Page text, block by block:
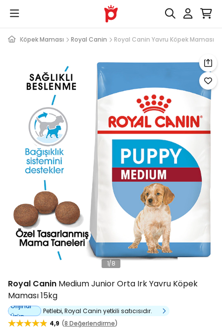
Yavru Köpek Maması Royal Canin Royal Canin Yavru Köpek Maması
1/8
Royal Canin Medium Junior Orta Irk Yavru Köpek
Maması 15kg
Orijinal
Ürün
Petlebi, Royal Canin yetkili satıcısıdır.
4,9
8 Değerlendirme